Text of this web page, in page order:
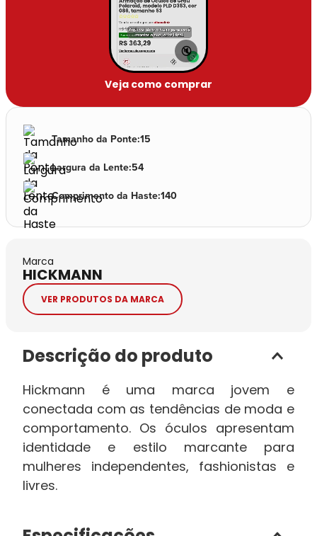
🔇
Veja como comprar
Tamanho da Ponte:15
Largura da Lente:54
Comprimento da Haste:140
Marca
HICKMANN
VER PRODUTOS DA MARCA
Descrição do produto
Hickmann é uma marca jovem e
conectada com as tendências de moda e
comportamento. Os óculos apresentam
identidade e estilo marcante para
mulheres independentes, fashionistas e
livres.